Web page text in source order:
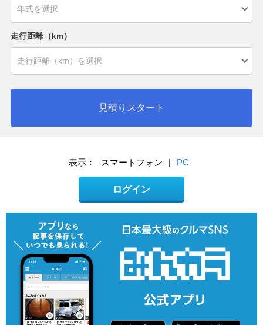
走行距離（km）
見積りスタート
表示： スマートフォン | PC
ログイン